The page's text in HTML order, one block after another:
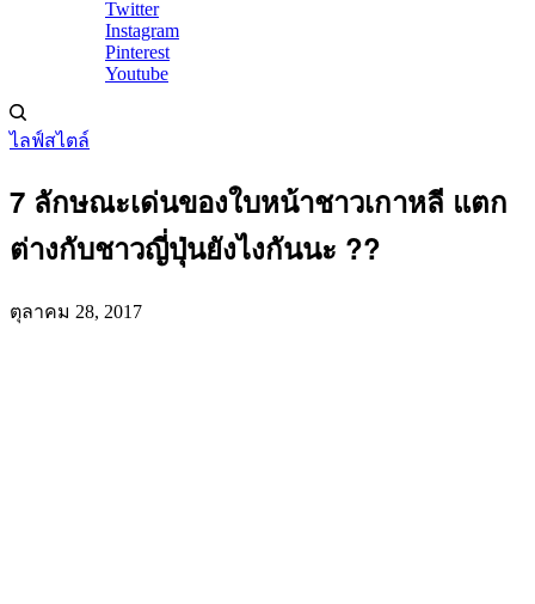
Twitter
Instagram
Pinterest
Youtube
ไลฟ์สไตล์
7 ลักษณะเด่นของใบหน้าชาวเกาหลี แตก
ต่างกับชาวญี่ปุ่นยังไงกันนะ ??
ตุลาคม 28, 2017